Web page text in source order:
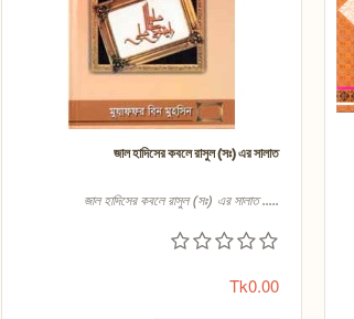
জাল হাদিসের কবলে রাসুল (সঃ) এর সালাত
জাল হাদিসের কবলে রাসুল (সঃ) এর সালাত .....
Tk0.00